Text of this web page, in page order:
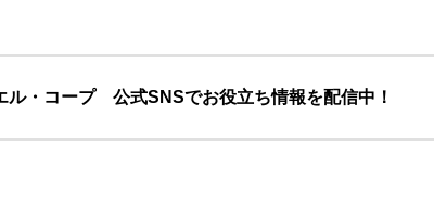
ル・コープ 公式SNSでお役立ち情報を配信中！